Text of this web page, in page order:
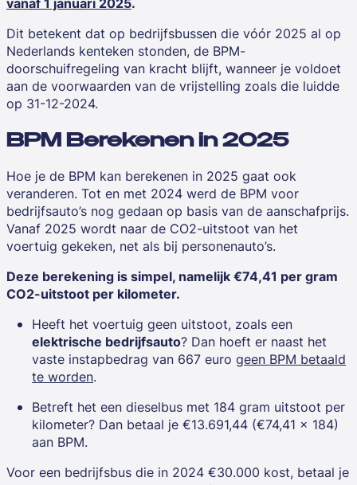
Dit betekent dat op bedrijfsbussen die vóór 2025 al op
Nederlands kenteken stonden, de BPM-
doorschuifregeling van kracht blijft, wanneer je voldoet
aan de voorwaarden van de vrijstelling zoals die luidde
op 31-12-2024.
BPM Berekenen in 2025
Hoe je de BPM kan berekenen in 2025 gaat ook
veranderen. Tot en met 2024 werd de BPM voor
bedrijfsauto’s nog gedaan op basis van de aanschafprijs.
Vanaf 2025 wordt naar de CO2-uitstoot van het
voertuig gekeken, net als bij personenauto’s.
Deze berekening is simpel, namelijk €74,41 per gram
CO2-uitstoot per kilometer.
Heeft het voertuig geen uitstoot, zoals een
elektrische bedrijfsauto? Dan hoeft er naast het
vaste instapbedrag van 667 euro geen BPM betaald
te worden.
Betreft het een dieselbus met 184 gram uitstoot per
kilometer? Dan betaal je €13.691,44 (€74,41 x 184)
aan BPM.
Voor een bedrijfsbus die in 2024 €30.000 kost, betaal je